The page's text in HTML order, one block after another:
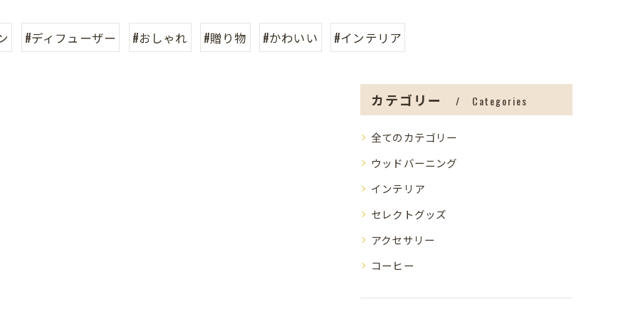
#ディフューザー #おしゃれ #贈り物 #かわいい #インテリア
カテゴリー Categories
全てのカテゴリー
ウッドバーニング
インテリア
セレクトグッズ
アクセサリー
コーヒー